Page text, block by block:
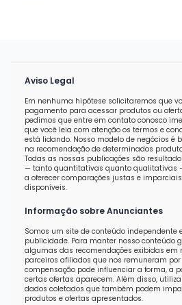
Aviso Legal
Em nenhuma hipótese solicitaremos que
pagamento para acessar produtos ou
pedimos que entre em contato conosco
que você leia com atenção os termos e
está lidando. Nosso modelo de negócios é
na recomendação de determinados
Todas as nossas publicações são
— tanto quantitativas quanto qualitativas
a oferecer comparações justas e
disponíveis.
Informação sobre Anunciantes
Somos um site de conteúdo independente
publicidade. Para manter nosso conteúdo
algumas das recomendações exibidas em
parceiros afiliados que nos remuneram por
compensação pode influenciar a forma, a
certas ofertas aparecem. Além disso,
dados coletados que também podem
produtos e ofertas apresentados.